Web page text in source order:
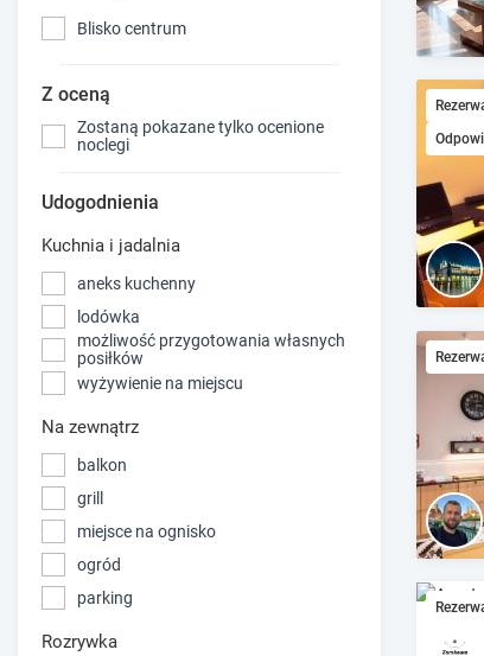
Blisko centrum
Z oceną
Zostaną pokazane tylko ocenione
noclegi
Udogodnienia
Kuchnia i jadalnia
aneks kuchenny
lodówka
możliwość przygotowania własnych
posiłków
wyżywienie na miejscu
Na zewnątrz
balkon
grill
miejsce na ognisko
ogród
parking
Rozrywka